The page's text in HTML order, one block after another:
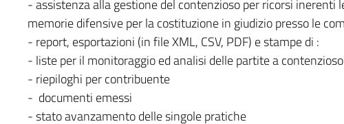
- assistenza alla gestione del contenzioso per ricorsi
memorie difensive per la costituzione in giudizio presso le
- report, esportazioni (in file XML, CSV, PDF) e stampe di :
- liste per il monitoraggio ed analisi delle partite a contenzioso
- riepiloghi per contribuente
- documenti emessi
- stato avanzamento delle singole pratiche